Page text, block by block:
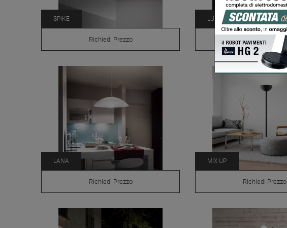
SPIKE
Richiedi Prezzo
LUNA
Richiedi Prezzo
LANA
Richiedi Prezzo
MIX UP
Richiedi Prezzo